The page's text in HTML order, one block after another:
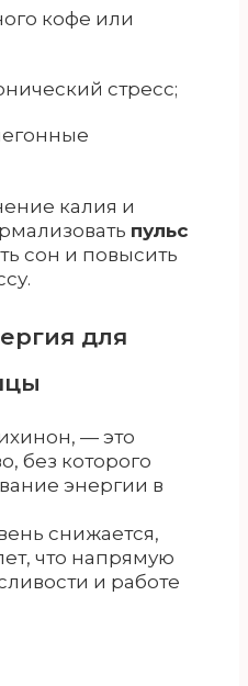
кофе или
стресс;
калия и
пульс
сон и повысить
для
— это
без которого
энергии в
снижается,
что напрямую
и работе